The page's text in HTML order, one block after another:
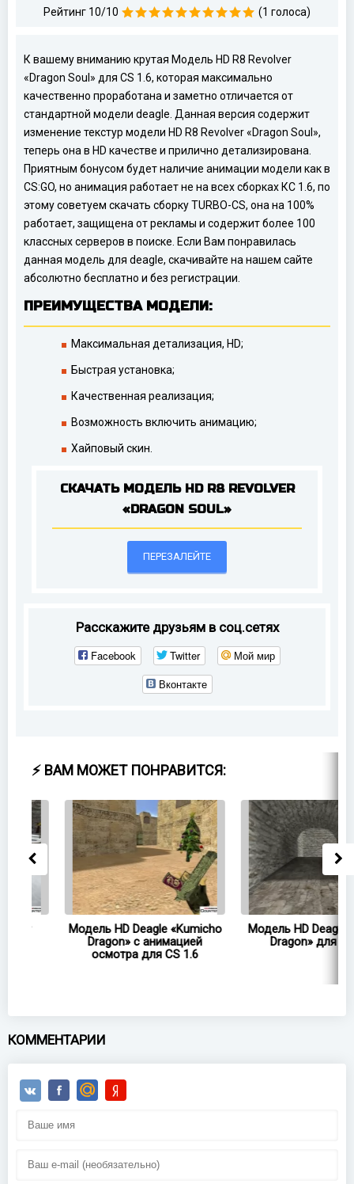
Рейтинг 10/10 (1 голоса)
К вашему вниманию крутая Модель HD R8 Revolver
«Dragon Soul» для CS 1.6, которая максимально
качественно проработана и заметно отличается от
стандартной модели deagle. Данная версия содержит
изменение текстур модели HD R8 Revolver «Dragon Soul»,
теперь она в HD качестве и прилично детализирована.
Приятным бонусом будет наличие анимации модели как в
CS:GO, но анимация работает не на всех сборках КС 1.6, по
этому советуем скачать сборку TURBO-CS, она на 100%
работает, защищена от рекламы и содержит более 100
классных серверов в поиске. Если Вам понравилась
данная модель для deagle, скачивайте на нашем сайте
абсолютно бесплатно и без регистрации.
ПРЕИМУЩЕСТВА МОДЕЛИ:
Максимальная детализация, HD;
Быстрая установка;
Качественная реализация;
Возможность включить анимацию;
Хайповый скин.
СКАЧАТЬ МОДЕЛЬ HD R8 REVOLVER
«DRAGON SOUL»
ПЕРЕЗАЛЕЙТЕ
Расскажите друзьям в соц.сетях
Facebook Twitter
Мой мир
Вконтакте
⚡ ВАМ МОЖЕТ ПОНРАВИТСЯ:
Модель HD Deagle «Kumicho
Dragon» с анимацией
осмотра для CS 1.6
Модель HD Deagle
Dragon» для CS 1.6
КОММЕНТАРИИ